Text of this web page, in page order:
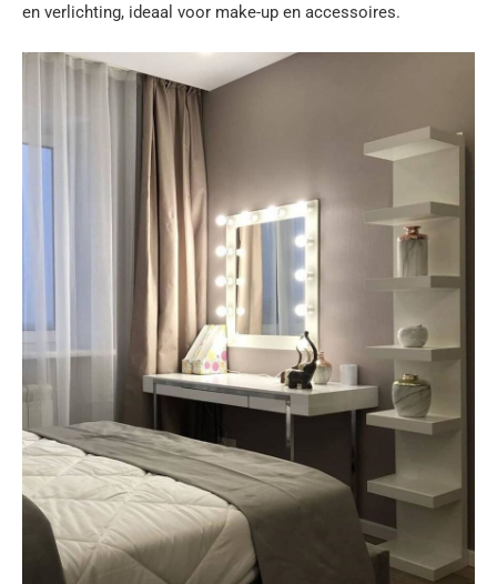
en verlichting, ideaal voor make-up en accessoires.